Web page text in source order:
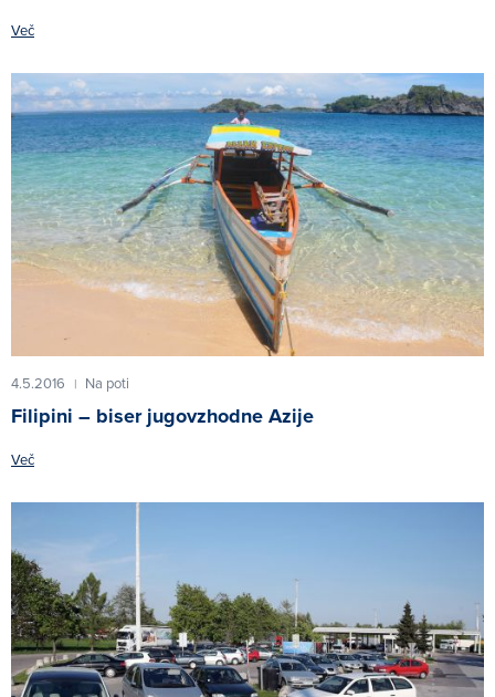
Več
4.5.2016 | Na poti
Filipini – biser jugovzhodne Azije
Več